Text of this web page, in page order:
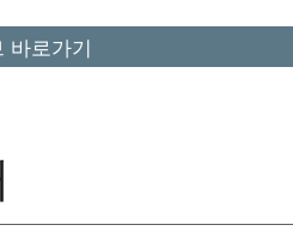
바로가기